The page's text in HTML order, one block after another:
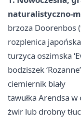
naturalistyczno-
brzoza Doorenbos
rozplenica japońska
turzyca oszimska
bodziszek ‘Rozanne’
ciemiernik biały
tawułka Arendsa
żwir lub drobny